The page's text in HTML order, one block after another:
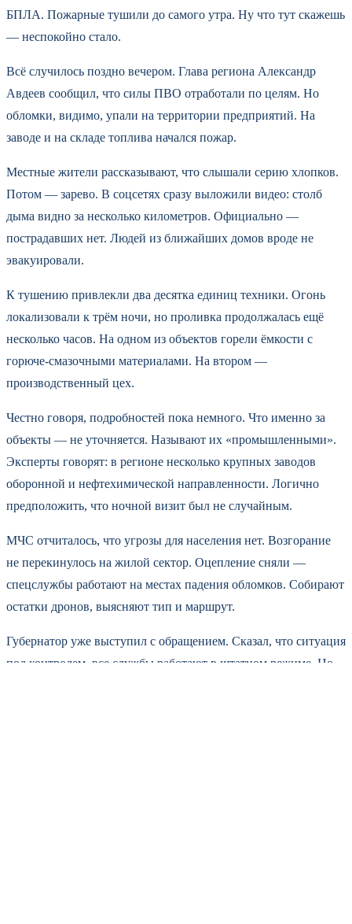
БПЛА. Пожарные тушили до самого утра. Ну что тут скажешь
— неспокойно стало.
Всё случилось поздно вечером. Глава региона Александр
Авдеев сообщил, что силы ПВО отработали по целям. Но
обломки, видимо, упали на территории предприятий. На
заводе и на складе топлива начался пожар.
Местные жители рассказывают, что слышали серию хлопков.
Потом — зарево. В соцсетях сразу выложили видео: столб
дыма видно за несколько километров. Официально —
пострадавших нет. Людей из ближайших домов вроде не
эвакуировали.
К тушению привлекли два десятка единиц техники. Огонь
локализовали к трём ночи, но проливка продолжалась ещё
несколько часов. На одном из объектов горели ёмкости с
горюче-смазочными материалами. На втором —
производственный цех.
Честно говоря, подробностей пока немного. Что именно за
объекты — не уточняется. Называют их «промышленными».
Эксперты говорят: в регионе несколько крупных заводов
оборонной и нефтехимической направленности. Логично
предположить, что ночной визит был не случайным.
МЧС отчиталось, что угрозы для населения нет. Возгорание
не перекинулось на жилой сектор. Оцепление сняли —
спецслужбы работают на местах падения обломков. Собирают
остатки дронов, выясняют тип и маршрут.
Губернатор уже выступил с обращением. Сказал, что ситуация
под контролем, все службы работают в штатном режиме. Но